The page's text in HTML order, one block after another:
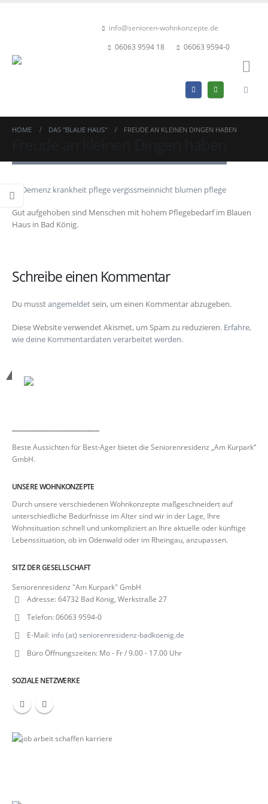
info@senioren-wohnkonzepte.de
06063 9594 18
06063 9594-0
HOME DAS "BLAUE HAUS" FREUDE AN KLEINEN DINGEN HABEN
Gut aufgehoben sind Menschen mit hohem Pflegebedarf im Blauen
Haus in Bad König.
Schreibe einen Kommentar
Du musstangemeldetsein, um einen Kommentar abzugeben.
Diese Website verwendet Akismet, um Spam zu reduzieren. Erfahre,
wie deine Kommentardaten verarbeitet werden.
Beste Aussichten für Best-Ager bietet die Seniorenresidenz „Am Kurpark“
GmbH.
UNSERE WOHNKONZEPTE
Durch unsere verschiedenen Wohnkonzepte maßgeschneidert auf
unterschiedliche Bedürfnisse im Alter sind wir in der Lage, Ihre
Wohnsituation schnell und unkompliziert an Ihre aktuelle oder künftige
Lebenssituation, ob im Odenwald oder im Rheingau, anzupassen.
SITZ DER GESELLSCHAFT
Seniorenresidenz "Am Kurpark" GmbH
Adresse:64732 Bad König, Werkstraße 27
Telefon:06063 9594-0
E-Mail: info (at) seniorenresidenz-badkoenig.de
Büro Öffnungszeiten: Mo - Fr / 9.00 - 17.00 Uhr
SOZIALE NETZWERKE